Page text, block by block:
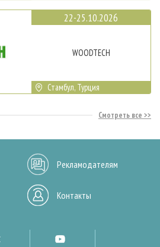
22-25.10.2026
WOODTECH
Стамбул, Турция
Смотреть все
Рекламодателям
Контакты